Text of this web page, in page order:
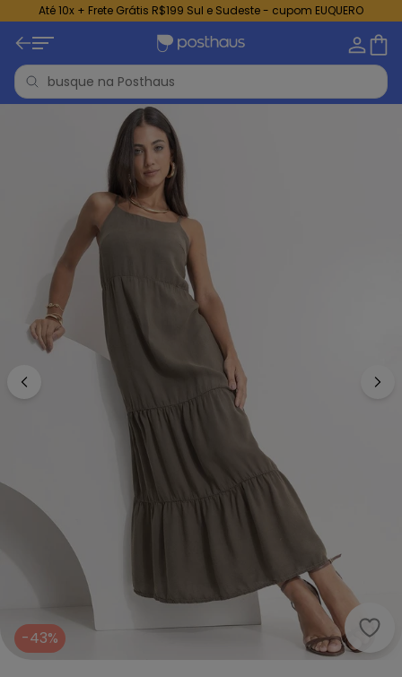
Até 10x + Frete Grátis R$199 Sul e Sudeste - cupom EUQUERO
-43%